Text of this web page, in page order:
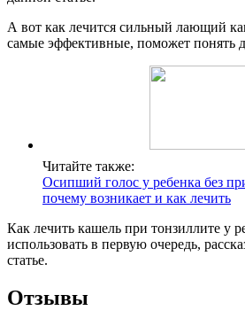
А вот как лечится сильный лающий
самые эффективные, поможет понять
Читайте также:
Осипший голос у ребенка без
почему возникает и как лечить
Как лечить кашель при тонзиллите у
использовать в первую очередь,
статье.
Отзывы